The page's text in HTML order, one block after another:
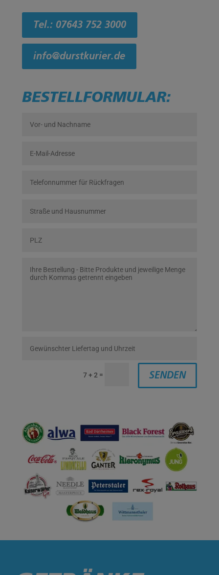
Tel.: 07643 752 3000
info@durstkurier.de
BESTELLFORMULAR:
7 + 2 = SENDEN